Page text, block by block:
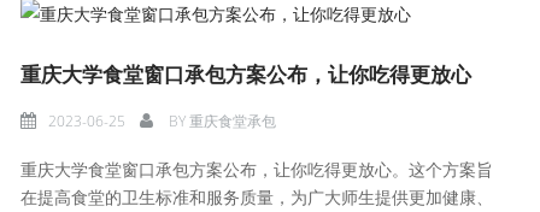
重庆大学食堂窗口承包方案公布，让你吃得更放心
2023-06-25 BY重庆食堂承包
重庆大学食堂窗口承包方案公布，让你吃得更放心。这个方案旨
在提高食堂的卫生标准和服务质量，为广大师生提供更加健康、